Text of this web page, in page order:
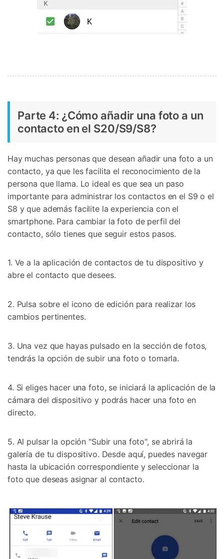
Parte 4: ¿Cómo añadir una foto a un
contacto en el S20/S9/S8?
Hay muchas personas que desean añadir una foto a un
contacto, ya que les facilita el reconocimiento de la
persona que llama. Lo ideal es que sea un paso
importante para administrar los contactos en el S9 o el
S8 y que además facilite la experiencia con el
smartphone. Para cambiar la foto de perfil del
contacto, sólo tienes que seguir estos pasos.
1. Ve a la aplicación de contactos de tu dispositivo y
abre el contacto que desees.
2. Pulsa sobre el icono de edición para realizar los
cambios pertinentes.
3. Una vez que hayas pulsado en la sección de fotos,
tendrás la opción de subir una foto o tomarla.
4. Si eliges hacer una foto, se iniciará la aplicación de la
cámara del dispositivo y podrás hacer una foto en
directo.
5. Al pulsar la opción "Subir una foto", se abrirá la
galería de tu dispositivo. Desde aquí, puedes navegar
hasta la ubicación correspondiente y seleccionar la
foto que deseas asignar al contacto.
Controla tu teléfono con Dr.Fone
+50M usuarios y +17 años de confianza
Desbloquea, repara y protege tu teléfono
Recupera y transfiere datos fácilmente
Abrir App Prueba Online